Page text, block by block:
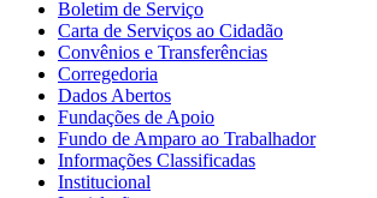
Boletim de Serviço
Carta de Serviços ao Cidadão
Convênios e Transferências
Corregedoria
Dados Abertos
Fundações de Apoio
Fundo de Amparo ao Trabalhador
Informações Classificadas
Institucional